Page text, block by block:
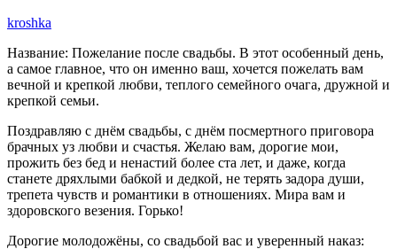
kroshka
Название: Пожелание после свадьбы. В этот особенный день,
а самое главное, что он именно ваш, хочется пожелать вам
вечной и крепкой любви, теплого семейного очага, дружной и
крепкой семьи.
Поздравляю с днём свадьбы, с днём посмертного приговора
брачных уз любви и счастья. Желаю вам, дорогие мои,
прожить без бед и ненастий более ста лет, и даже, когда
станете дряхлыми бабкой и дедкой, не терять задора души,
трепета чувств и романтики в отношениях. Мира вам и
здоровского везения. Горько!
Дорогие молодожёны, со свадьбой вас и уверенный наказ: